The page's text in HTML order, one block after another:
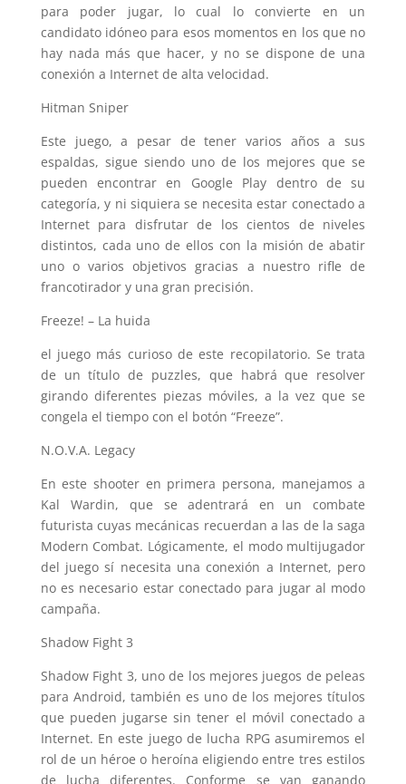
para poder jugar, lo cual lo convierte en un
candidato idóneo para esos momentos en los que no
hay nada más que hacer, y no se dispone de una
conexión a Internet de alta velocidad.
Hitman Sniper
Este juego, a pesar de tener varios años a sus
espaldas, sigue siendo uno de los mejores que se
pueden encontrar en Google Play dentro de su
categoría, y ni siquiera se necesita estar conectado a
Internet para disfrutar de los cientos de niveles
distintos, cada uno de ellos con la misión de abatir
uno o varios objetivos gracias a nuestro rifle de
francotirador y una gran precisión.
Freeze! – La huida
el juego más curioso de este recopilatorio. Se trata
de un título de puzzles, que habrá que resolver
girando diferentes piezas móviles, a la vez que se
congela el tiempo con el botón “Freeze”.
N.O.V.A. Legacy
En este shooter en primera persona, manejamos a
Kal Wardin, que se adentrará en un combate
futurista cuyas mecánicas recuerdan a las de la saga
Modern Combat. Lógicamente, el modo multijugador
del juego sí necesita una conexión a Internet, pero
no es necesario estar conectado para jugar al modo
campaña.
Shadow Fight 3
Shadow Fight 3, uno de los mejores juegos de peleas
para Android, también es uno de los mejores títulos
que pueden jugarse sin tener el móvil conectado a
Internet. En este juego de lucha RPG asumiremos el
rol de un héroe o heroína eligiendo entre tres estilos
de lucha diferentes. Conforme se van ganando